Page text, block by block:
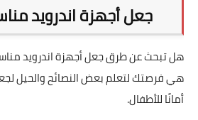
جعل أجهزة اندرويد
هل تبحث عن طرق جعل أجهزة اندرويد
أمانًا للأطفال.